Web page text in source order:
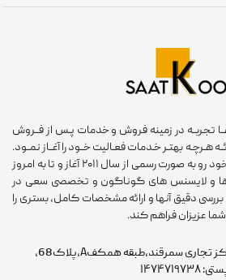
در زمینه فروش و خدمات پـس از فــروش
بهتـر خـدمات فعـالیت خــود را آغــاز نمــود.
گـــروه ساعت کوک فعالیت خود رو به صورت رسمی از سال ۲۰۱۱ آغاز و تا به امروز
و لایسنس های گوناگون و تخصصی سعی در
آنها و ارائه مشخصات کامل، بستری را
فراهم کند.
تهران،جنت آبادجنوبی،مرکز تجاری سمرقند،طبقه همکفA،پلاک68،